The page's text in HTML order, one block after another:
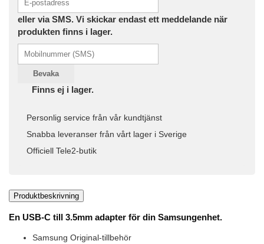
eller via SMS. Vi skickar endast ett meddelande när
produkten finns i lager.
Bevaka
Finns ej i lager.
Personlig service från vår kundtjänst
Snabba leveranser från vårt lager i Sverige
Officiell Tele2-butik
Produktbeskrivning
En USB-C till 3.5mm adapter för din Samsungenhet.
Samsung Original-tillbehör